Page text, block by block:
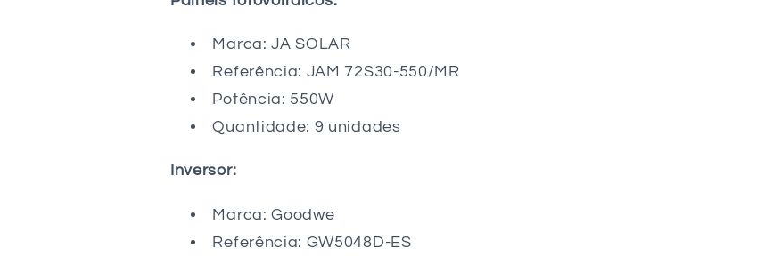
Marca: JA SOLAR
Referência: JAM 72S30-550/MR
Potência: 550W
Quantidade: 9 unidades
Inversor:
Marca: Goodwe
Referência: GW5048D-ES